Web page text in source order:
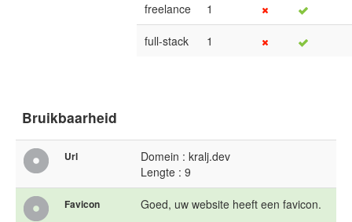
freelance 1
full-stack 1
Bruikbaarheid
Url
Domein : kralj.dev
Lengte : 9
Favicon Goed, uw website heeft een favicon.